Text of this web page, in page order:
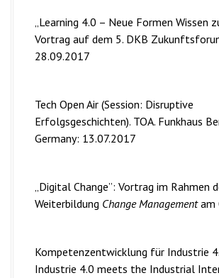
„Learning 4.0 – Neue Formen Wissen
Vortrag auf dem 5. DKB
28.09.2017
Tech Open Air (Session: Disruptive
Erfolgsgeschichten). TOA. Funkhaus
Germany: 13.07.2017
„Digital Change”: Vortrag im Rahmen
Weiterbildung Change Managementam
Kompetenzentwicklung für Industrie
Industrie 4.0 meets the Industrial